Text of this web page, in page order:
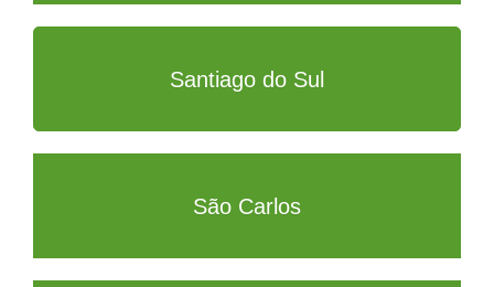
Santiago do Sul
São Carlos